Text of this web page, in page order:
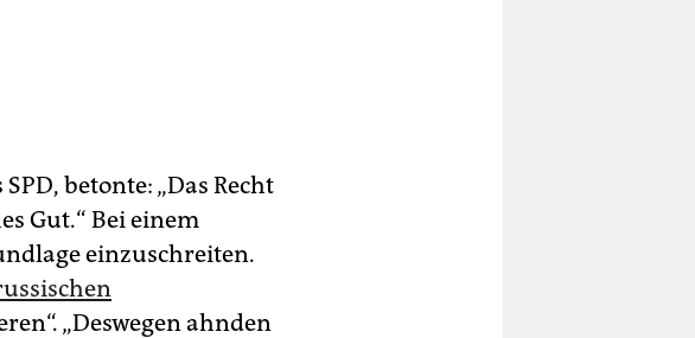
betonte: „Das Recht
Gut.“ Bei einem
einzuschreiten.
„Deswegen ahnden